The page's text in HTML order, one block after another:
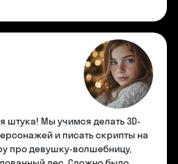
штука! Мы учимся делать 3D-
и писать скрипты на
про девушку-волшебницу,